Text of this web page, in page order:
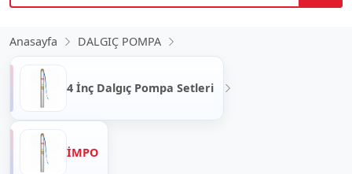
Anasayfa DALGIÇ POMPA
4 İnç Dalgıç Pompa Setleri
İMPO